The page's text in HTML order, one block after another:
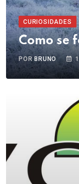
CURIOSIDADES
Como se
PORBRUNO